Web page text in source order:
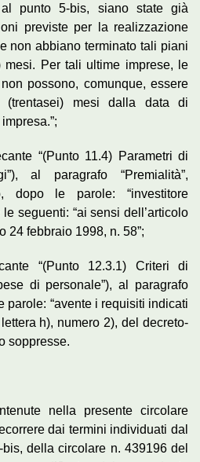
punto 5-bis, siano state già
previste per la realizzazione
non abbiano terminato tali piani
mesi. Per tali ultime imprese, le
possono, comunque, essere
(trentasei) mesi dalla data di
“(Punto 11.4) Parametri di
al paragrafo “Premialità”,
dopo le parole: “investitore
seguenti: “ai sensi dell’articolo
24 febbraio 1998, n. 58”;
“(Punto 12.3.1) Criteri di
di personale”), al paragrafo
parole: “avente i requisiti indicati
h), numero 2), del decreto-
soppresse.
nella presente circolare
dai termini individuati dal
della circolare n. 439196 del